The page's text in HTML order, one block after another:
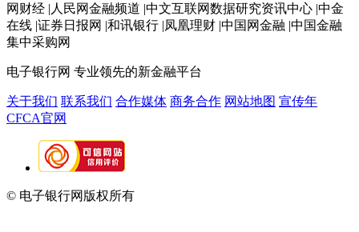
网财经 |人民网金融频道 |中文互联网数据研究资讯中心 |中金
在线 |证券日报网 |和讯银行 |凤凰理财 |中国网金融 |中国金融
集中采购网
电子银行网 专业领先的新金融平台
关于我们 联系我们 合作媒体 商务合作 网站地图 宣传年
CFCA官网
© 电子银行网版权所有